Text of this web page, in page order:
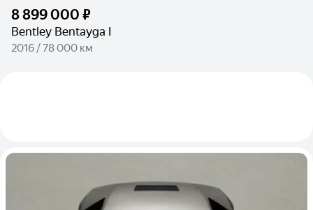
8 899 000 ₽
Bentley Bentayga I
2016 / 78 000 км